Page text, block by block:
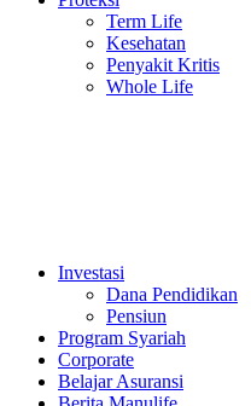
Term Life
Kesehatan
Penyakit Kritis
Whole Life
Investasi
Dana Pendidikan
Pensiun
Program Syariah
Corporate
Belajar Asuransi